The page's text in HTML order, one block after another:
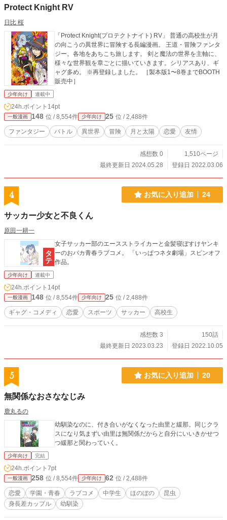
Protect Knight RV
日比 桜
「Protect Knight(プロテクトナイト) RV」 普通の高校生が月
の向こうの異世界に冒険する長編漫画。 王道・冒険ファンタ
ジー。各地をあちこち旅します。 剣と魔法の世界を主軸に、
様々な世界観を章ごとに描いていきます。シリアスあり、ギ
ャグ多め。 ※再登録しました。 ［製本版1〜8巻までBOOTH
販売中］
少年向け 連載中
24h.ポイント 14pt
一般漫画 148 位 / 8,554件 少年向け 25 位 / 2,488件
ファンタジー バトル 異世界 冒険 月と太陽 恋愛 友情
感想数 0
1,510ページ
最終更新日 2024.05.28
登録日 2022.03.06
4 お気に入り追加 24
サッカー少女と不良くん
原田一耕一
女子サッカー部のエースストライカーと金髪寝ぼすけヤンキ
ーのおバカ青春ラブコメ。 「いっぱつネタ劇場」スピンオフ
作品。
少年向け 連載中
24h.ポイント 14pt
一般漫画 148 位 / 8,554件 少年向け 25 位 / 2,488件
ギャグ・コメディ 恋愛 スポーツ サッカー 高校生
感想数 3
150話
最終更新日 2023.03.23
登録日 2022.10.05
5 お気に入り追加 20
無関係なおさななじみ
鹿丸るの
幼馴染なのに、付き合いがなくなった由里と緩那。同じクラ
スになり気まずい由里は無関係だからと自分にいいきかせつ
つ緩那と関わっていく。
少年向け 完結
24h.ポイント 7pt
一般漫画 258 位 / 8,554件 少年向け 62 位 / 2,488件
恋愛 学園・青春 ラブコメ 中学生 ほのぼの
昆虫
身長差カップル
幼馴染